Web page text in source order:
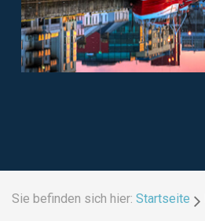
Sie befinden sich hier: Startseite